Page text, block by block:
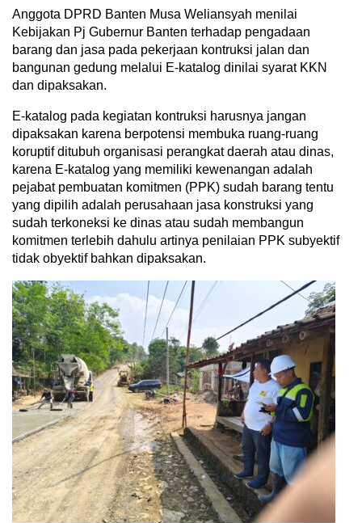
Anggota DPRD Banten Musa Weliansyah menilai
Kebijakan Pj Gubernur Banten terhadap pengadaan
barang dan jasa pada pekerjaan kontruksi jalan dan
bangunan gedung melalui E-katalog dinilai syarat KKN
dan dipaksakan.
E-katalog pada kegiatan kontruksi harusnya jangan
dipaksakan karena berpotensi membuka ruang-ruang
koruptif ditubuh organisasi perangkat daerah atau dinas,
karena E-katalog yang memiliki kewenangan adalah
pejabat pembuatan komitmen (PPK) sudah barang tentu
yang dipilih adalah perusahaan jasa konstruksi yang
sudah terkoneksi ke dinas atau sudah membangun
komitmen terlebih dahulu artinya penilaian PPK subyektif
tidak obyektif bahkan dipaksakan.